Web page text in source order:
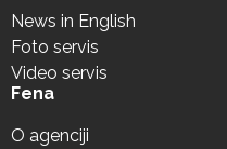
News in English
Foto servis
Video servis
Fena
O agenciji